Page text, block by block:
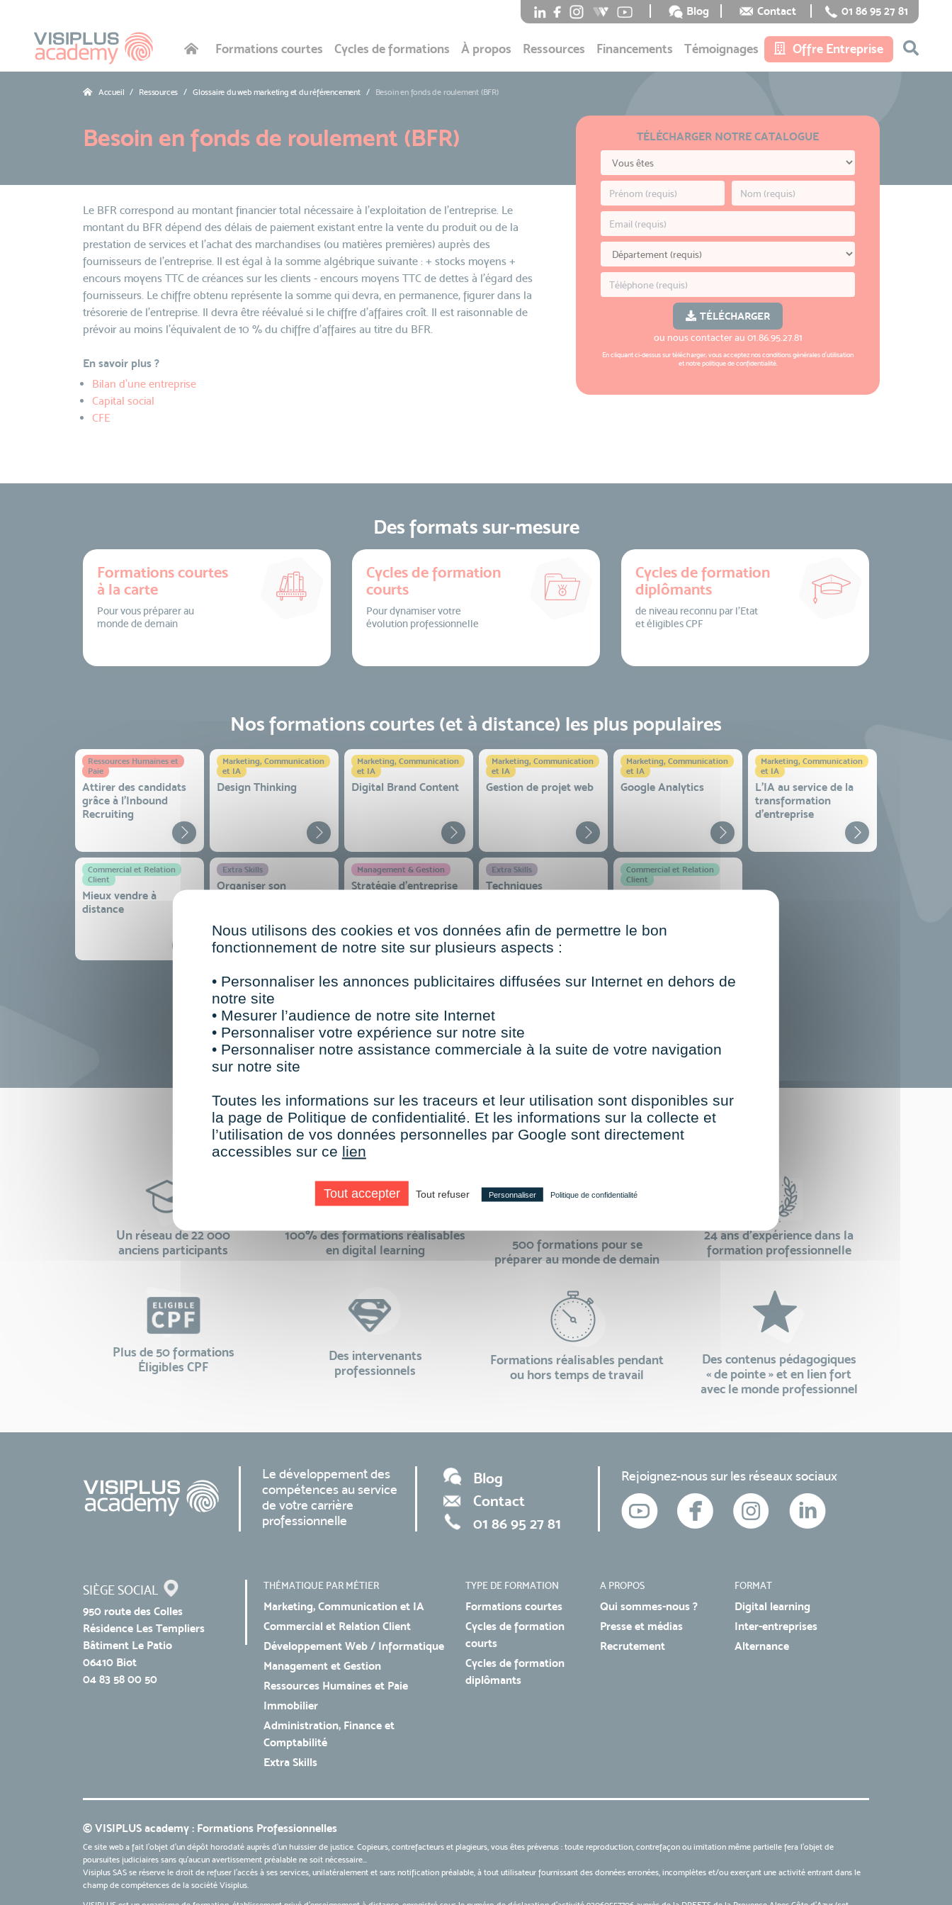
Blog Contact 01 86 95 27 81
Formations courtes Cycles de formations À propos Ressources Financements Témoignages Offre Entreprise
Accueil Ressources Glossaire du web marketing et du référencement Besoin en fonds de roulement (BFR)
Besoin en fonds de roulement (BFR) TÉLÉCHARGER NOTRE CATALOGUE
TÉLÉCHARGER
ou nous contacter au 01.86.95.27.81
En cliquant ci-dessus sur télécharger, vous acceptez nosconditions générales d'utilisation
et notrepolitique de confidentialité.
Le BFR correspond au montant financier total nécessaire à l'exploitation de l'entreprise. Le
montant du BFR dépend des délais de paiement existant entre la vente du produit ou de la
prestation de services et l'achat des marchandises (ou matières premières) auprès des
fournisseurs de l'entreprise. Il est égal à la somme algébrique suivante : + stocks moyens +
encours moyens TTC de créances sur les clients - encours moyens TTC de dettes à l'égard des
fournisseurs. Le chiffre obtenu représente la somme qui devra, en permanence, figurer dans la
trésorerie de l'entreprise. Il devra être réévalué si le chiffre d'affaires croît. Il est raisonnable de
prévoir au moins l'équivalent de 10 % du chiffre d'affaires au titre du BFR.
En savoir plus ?
Bilan d'une entreprise
Capital social
CFE
Des formats sur-mesure
Formations courtes
à la carte
Pour vous préparer au
monde de demain
Cycles de formation
courts
Pour dynamiser votre
évolution professionnelle
Cycles de formation
diplômants
de niveau reconnu par l’Etat
et éligibles CPF
Nos formations courtes (et à distance) les plus populaires
Ressources Humaines et
Paie
Attirer des candidats
grâce à l’Inbound
Recruiting
Marketing, Communication
et IA
Design Thinking
Marketing, Communication
et IA
Digital Brand Content
Marketing, Communication
et IA
Gestion de projet web
Marketing, Communication
et IA
Google Analytics
Marketing, Communication
et IA
L'IA au service de la
transformation
d'entreprise
Commercial et Relation
Client
Mieux vendre à
distance
Extra Skills
Organiser son
gagner en efficacité et
sérénité
Management & Gestion
Stratégie d’entreprise
Extra Skills
Techniques
Commercial et Relation
Client
complexe
TOUTES NOS FORMATIONS COURTES
Faire le choix de VISIPLUS academy c’est
Un réseau de 22 000
anciens participants
100% des formations réalisables
en digital learning
500 formations pour se
préparer au monde de demain
24 ans d'expérience dans la
formation professionnelle
Plus de 50 formations
Éligibles CPF
Des intervenants
professionnels
Formations réalisables pendant
ou hors temps de travail
Des contenus pédagogiques
« de pointe » et en lien fort
avec le monde professionnel
Le développement des
compétences au service
de votre carrière
professionnelle
Blog
Contact
01 86 95 27 81
Rejoignez-nous sur les réseaux sociaux
SIÈGE SOCIAL
950 route des Colles
Résidence Les Templiers
Bâtiment Le Patio
06410 Biot
04 83 58 00 50
THÉMATIQUE PAR MÉTIER
Marketing, Communication et IA
Commercial et Relation Client
Développement Web / Informatique
Management et Gestion
Ressources Humaines et Paie
Immobilier
Administration, Finance et
Comptabilité
Extra Skills
TYPE DE FORMATION
Formations courtes
Cycles de formation
courts
Cycles de formation
diplômants
A PROPOS
Qui sommes-nous ?
Presse et médias
Recrutement
FORMAT
Digital learning
Inter-entreprises
Alternance
© VISIPLUS academy : Formations Professionnelles
Ce site web a fait l'objet d'un dépôt horodaté auprès d'un huissier de justice. Copieurs, contrefacteurs et plagieurs, vous êtes prévenus : toute reproduction, contrefaçon ou imitation même partielle fera l'objet de
poursuites judiciaires sans qu’aucun avertissement préalable ne soit nécessaire...
Visiplus SAS se réserve le droit de refuser l'accès à ses services, unilatéralement et sans notification préalable, à tout utilisateur fournissant des données erronées, incomplètes et/ou exerçant une activité entrant dans le
champ de compétences de la société Visiplus.
Nous utilisons des cookies et vos données afin de permettre le bon
fonctionnement de notre site sur plusieurs aspects :
• Personnaliser les annonces publicitaires diffusées sur Internet en dehors de
notre site
• Mesurer l’audience de notre site Internet
• Personnaliser votre expérience sur notre site
• Personnaliser notre assistance commerciale à la suite de votre navigation
sur notre site
Toutes les informations sur les traceurs et leur utilisation sont disponibles sur
la page de Politique de confidentialité. Et les informations sur la collecte et
l’utilisation de vos données personnelles par Google sont directement
accessibles sur ce lien
Tout accepter Tout refuser Personnaliser Politique de confidentialité